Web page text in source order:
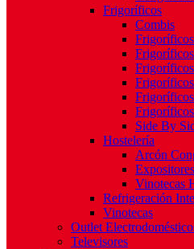
Frigoríficos
Combis
Side By
Hostelería
Arcón
Expositores
Vinotecas
Refrigeración
Vinotecas
Outlet
Televisores